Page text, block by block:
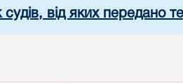
судів, від яких передано